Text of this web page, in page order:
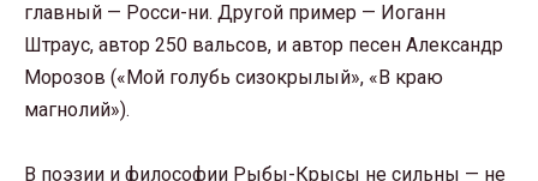
главный — Росси-ни. Другой пример — Иоганн
Штраус, автор 250 вальсов, и автор песен Александр
Морозов («Мой голубь сизокрылый», «В краю
магнолий»).
В поэзии и философии Рыбы-Крысы не сильны — не